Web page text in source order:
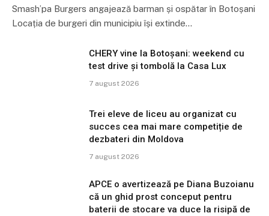
Smash’pa Burgers angajează barman și ospătar în Botoșani
Locația de burgeri din municipiu își extinde…
CHERY vine la Botoșani: weekend cu
test drive și tombolă la Casa Lux
7 august 2026
Trei eleve de liceu au organizat cu
succes cea mai mare competiție de
dezbateri din Moldova
7 august 2026
APCE o avertizează pe Diana Buzoianu
că un ghid prost conceput pentru
baterii de stocare va duce la risipă de